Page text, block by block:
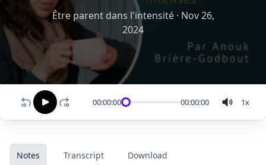
Être parent dans l'intensité· Nov 26,
2024
00:00:00 00:00:00 1x
Notes Transcript Download